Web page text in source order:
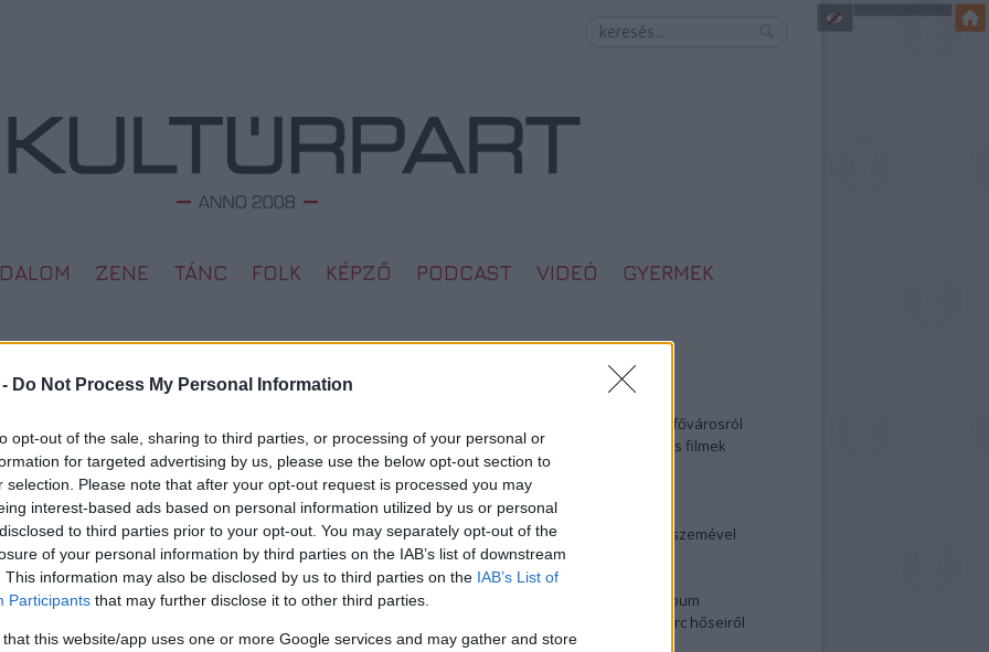
Do Not Process My Personal Information
opt-out of the sale, sharing to third parties, or processing of your personal or
for targeted advertising by us, please use the below opt-out section to
selection. Please note that after your opt-out request is processed you may
interest-based ads based on personal information utilized by us or personal
to third parties prior to your opt-out. You may separately opt-out of the
of your personal information by third parties on the IAB’s list of downstream
This information may also be disclosed by us to third parties on the IAB’s List of
Participants that may further disclose it to other third parties.
that this website/app uses one or more Google services and may gather and store
ZENE TÁNC FOLK KÉPZŐ PODCAST VIDEÓ GYERMEK
2008. 12. 26.
megbolondítva. A szerencséd, hogy
rendszerváltás előtti csúcsteljesítménye.
hogy jófele megy-e, aztán az öreglány
hogy Coop szaküzlet biztos, hogy van a
Legolvasottabb
Megdöbbentő fotók a néptelen fővárosról
Top 10: ezek a legjobb szerelmes filmek
A 10 legütősebb drogos film
Megjöttek a meztelen hősnők
Meztelenség és anatómia
A forradalom egy holland fotós szemével
A legizgalmasabb fotók 2015-ből
Meztelen fővárosiak
Készülőben a nagy meztelen album
Nézd meg a 48-as szabadságharc hőseiről
készült fotókat!